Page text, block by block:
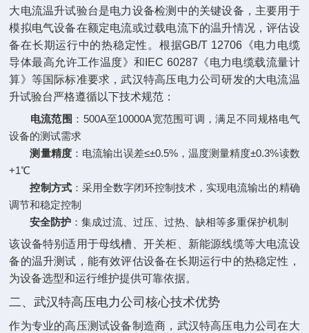
大电流温升试验台是电力设备检测中的关键设备，主要用于
模拟电气设备在额定电流或过载电流下的温升情况，评估设
备在长期运行中的热稳定性。根据GB/T 12706《电力电缆
导体最高允许工作温度》和IEC 60287《电力电缆载流量计
算》等国际标准要求，武汉特高压电力公司研发的大电流温
升试验台严格遵循以下技术规范：
电流范围 ‌：500A至10000A宽范围可调，满足不同规格电气
设备的测试需求
测量精度‌：电流输出误差≤±0.5%，温度测量精度±0.3%读数
+1℃
控制方式‌：采用全数字闭环控制技术，实现电流输出的精确
调节和稳定控制
安全防护 ‌：集成过流、过压、过热、缺相等多重保护机制
该设备特别适用于母线槽、开关柜、新能源线缆等大电流设
备的温升测试，能有效评估设备在长期运行中的热稳定性，
为设备选型和运行维护提供可靠依据。
二、武汉特高压电力公司核心技术优势
作为专业的高压测试设备制造商，武汉特高压电力公司在大